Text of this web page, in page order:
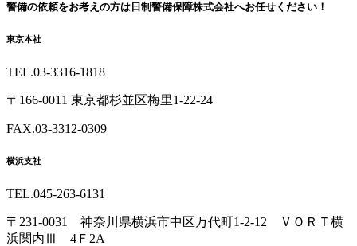
警備の依頼をお考えの方は 日制警備保障株式会社へお任せください！
東京本社
TEL.03-3316-1818
〒166-0011 東京都杉並区梅里1-22-24
FAX.03-3312-0309
横浜支社
TEL.045-263-6131
〒231-0031 神奈川県横浜市中区万代町1-2-12 ＶＯＲＴ横
浜関内Ⅲ 4Ｆ2A